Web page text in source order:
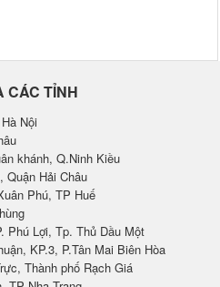
CÁC TỈNH
Nội
khánh, Q.Ninh Kiều
Quận Hải Châu
Phú, TP Huế
Phú Lợi, Tp. Thủ Dầu Một
KP.3, P.Tân Mai Biên Hòa
Thành phố Rạch Giá